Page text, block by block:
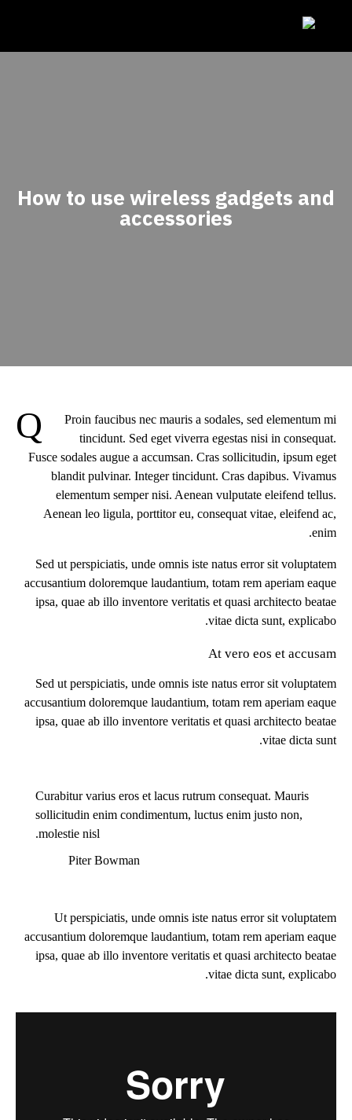
How to use wireless gadgets and
accessories
Q
Proin faucibus nec mauris a sodales, sed elementum mi
tincidunt. Sed eget viverra egestas nisi in consequat.
Fusce sodales augue a accumsan. Cras sollicitudin, ipsum eget
blandit pulvinar. Integer tincidunt. Cras dapibus. Vivamus
elementum semper nisi. Aenean vulputate eleifend tellus.
Aenean leo ligula, porttitor eu, consequat vitae, eleifend ac,
enim.
Sed ut perspiciatis, unde omnis iste natus error sit voluptatem
accusantium doloremque laudantium, totam rem aperiam eaque
ipsa, quae ab illo inventore veritatis et quasi architecto beatae
vitae dicta sunt, explicabo.
At vero eos et accusam
Sed ut perspiciatis, unde omnis iste natus error sit voluptatem
accusantium doloremque laudantium, totam rem aperiam eaque
ipsa, quae ab illo inventore veritatis et quasi architecto beatae
vitae dicta sunt.
Curabitur varius eros et lacus rutrum consequat. Mauris
sollicitudin enim condimentum, luctus enim justo non,
molestie nisl.
Piter Bowman
Ut perspiciatis, unde omnis iste natus error sit voluptatem
accusantium doloremque laudantium, totam rem aperiam eaque
ipsa, quae ab illo inventore veritatis et quasi architecto beatae
vitae dicta sunt, explicabo.